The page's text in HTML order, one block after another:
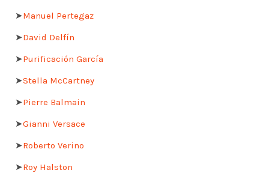
➤Manuel Pertegaz
➤David Delfín
➤Purificación García
➤Stella McCartney
➤Pierre Balmain
➤Gianni Versace
➤Roberto Verino
➤Roy Halston